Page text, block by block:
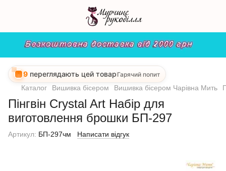
9 переглядають цей товар Гарячий попит
Каталог Вишивка бісером Вишивка бісером Чарівна Мить
Пінгвін Crystal Art Набір для
виготовлення брошки БП-297
Артикул: БП-297чм Написати відгук